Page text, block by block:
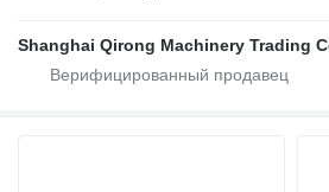
Shanghai Qirong Machinery Trading